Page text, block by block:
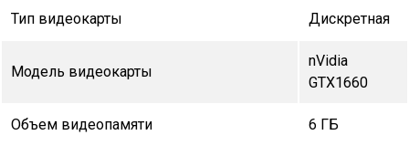
Тип видеокарты Дискретная
Модель видеокарты
nVidia
GTX1660
Объем видеопамяти 6 ГБ